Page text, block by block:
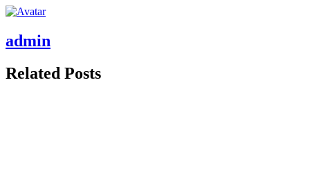
admin
Related Posts